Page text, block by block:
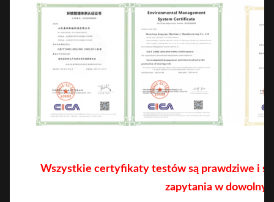
Wszystkie certyfikaty testów są prawdziwe i
zapytania w